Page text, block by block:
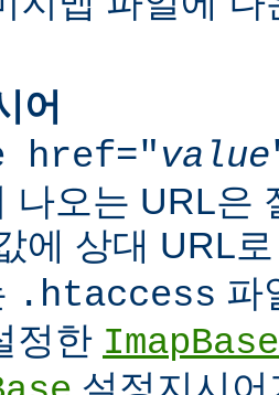
어
href="value
나오는 URL은
에 상대 URL
.htaccess 파
정한 ImapBase